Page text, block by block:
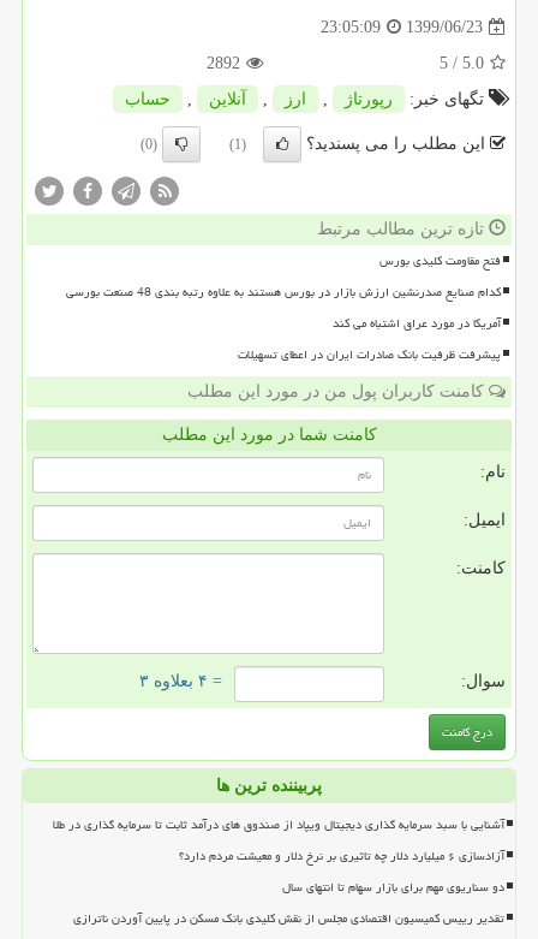
1399/06/23
23:05:09
5.0
/ 5
2892
تگهای خبر:
رپورتاژ , ارز , آنلاین , حساب
این مطلب را می پسندید؟ (1)
(0)
تازه ترین مطالب مرتبط
فتح مقاومت کلیدی بورس
کدام صنایع صدرنشین ارزش بازار در بورس هستند به علاوه رتبه بندی 48 صنعت بورسی
آمریکا در مورد عراق اشتباه می کند
پیشرفت ظرفیت بانک صادرات ایران در اعطای تسهیلات
کامنت کاربران پول من در مورد این مطلب
کامنت شما در مورد این مطلب
نام:
ایمیل:
کامنت:
سوال: = ۴ بعلاوه ۳
پربیننده ترین ها
آشنایی با سبد سرمایه گذاری دیجیتال ویپاد از صندوق های درآمد ثابت تا سرمایه گذاری در طلا
آزادسازی ۶ میلیارد دلار چه تاثیری بر نرخ دلار و معیشت مردم دارد؟
دو سناریوی مهم برای بازار سهام تا انتهای سال
تقدیر رییس کمیسیون اقتصادی مجلس از نقش کلیدی بانک مسکن در پایین آوردن ناترازی